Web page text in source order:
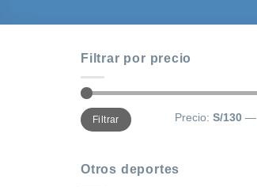
Filtrar por precio
Precio
mínimo
Precio
máximo
Filtrar Precio: S/130—
Otros deportes